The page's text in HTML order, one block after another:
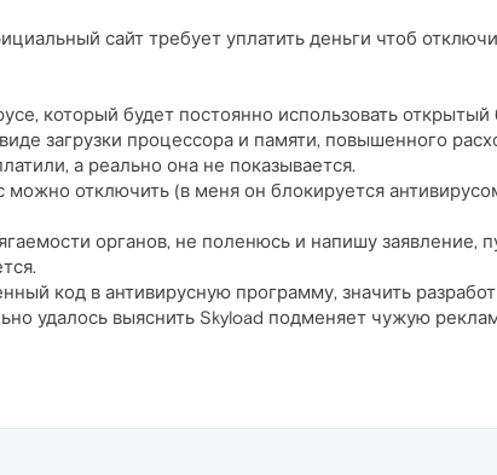
сайт требует уплатить деньги чтоб
который будет постоянно использовать
загрузки процессора и памяти, повышенного
а реально она не показывается.
отключить (в меня он блокируется
органов, не поленюсь и напишу заявление,
код в антивирусную программу, значить
удалось выяснить Skyload подменяет чужую